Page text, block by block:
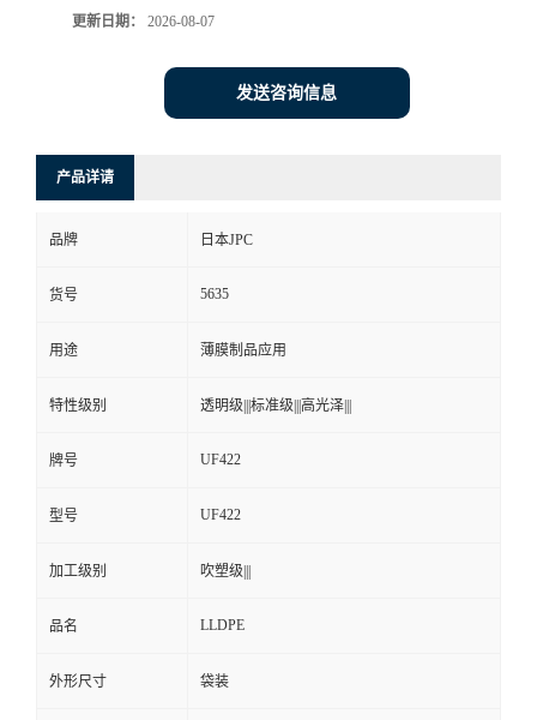
更新日期： 2026-08-07
发送咨询信息
产品详请
品牌 日本JPC
货号 5635
用途 薄膜制品应用
特性级别 透明级|||标准级|||高光泽|||
牌号 UF422
型号 UF422
加工级别 吹塑级|||
品名 LLDPE
外形尺寸 袋装